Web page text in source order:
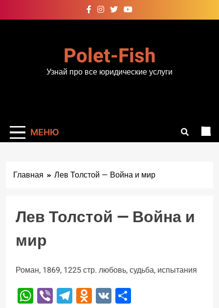
к
Polet-Fish
Узнай про все юридические услуги
МЕНЮ
Главная Лев Толстой — Война и мир
Лев Толстой — Война и
мир
Роман, 1869, 1225 стр. любовь, судьба, испытания
WhatsApp
ViberTelegram
Odnoklassniki
VK